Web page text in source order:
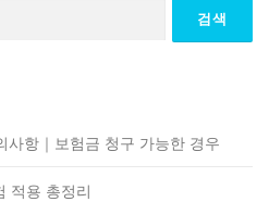
사항｜보험금 청구 가능한 경우
적용 총정리